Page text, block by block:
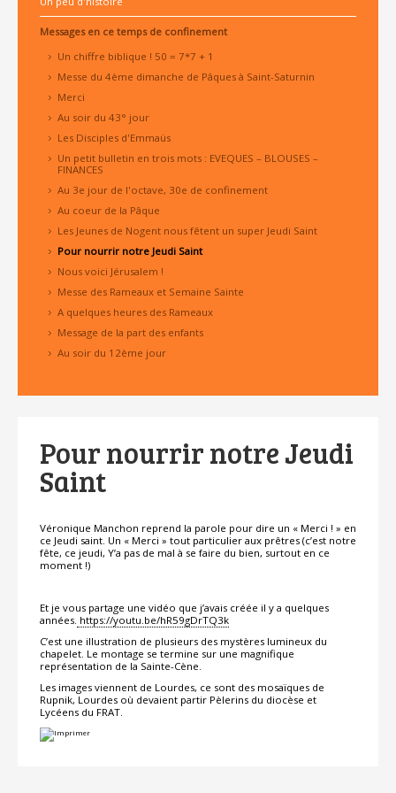
Messages en ce temps de confinement
Un chiffre biblique ! 50 = 7*7 + 1
Messe du 4ème dimanche de Pâques à Saint-Saturnin
Merci
Au soir du 43° jour
Les Disciples d'Emmaüs
Un petit bulletin en trois mots : EVEQUES – BLOUSES –
FINANCES
Au 3e jour de l'octave, 30e de confinement
Au coeur de la Pâque
Les Jeunes de Nogent nous fêtent un super Jeudi Saint
Pour nourrir notre Jeudi Saint
Nous voici Jérusalem !
Messe des Rameaux et Semaine Sainte
A quelques heures des Rameaux
Message de la part des enfants
Au soir du 12ème jour
Pour nourrir notre Jeudi
Saint
Véronique Manchon reprend la parole pour dire un « Merci ! » en
ce Jeudi saint. Un « Merci » tout particulier aux prêtres (c’est notre
fête, ce jeudi, Y’a pas de mal à se faire du bien, surtout en ce
moment !)
Et je vous partage une vidéo que j’avais créée il y a quelques
années. https://youtu.be/hR59gDrTQ3k
C’est une illustration de plusieurs des mystères lumineux du
chapelet. Le montage se termine sur une magnifique
représentation de la Sainte-Cène.
Les images viennent de Lourdes, ce sont des mosaïques de
Rupnik, Lourdes où devaient partir Pèlerins du diocèse et
Lycéens du FRAT.
Actions
sur